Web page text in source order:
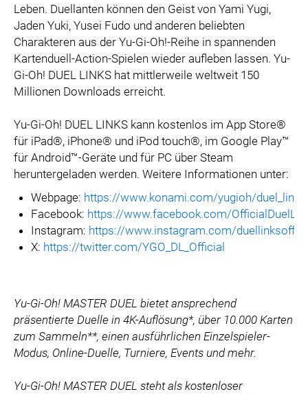
Leben. Duellanten können den Geist von Yami Yugi,
Jaden Yuki, Yusei Fudo und anderen beliebten
Charakteren aus der Yu-Gi-Oh!-Reihe in spannenden
Kartenduell-Action-Spielen wieder aufleben lassen. Yu-
Gi-Oh! DUEL LINKS hat mittlerweile weltweit 150
Millionen Downloads erreicht.
Yu-Gi-Oh! DUEL LINKS kann kostenlos im App Store®
für iPad®, iPhone® und iPod touch®, im Google Play™
für Android™-Geräte und für PC über Steam
heruntergeladen werden. Weitere Informationen unter:
Webpage: https://www.konami.com/yugioh/
Facebook: https://www.facebook.com/
Instagram: https://www.instagram.com/
X: https://twitter.com/YGO_DL_Official
Yu-Gi-Oh! MASTER DUEL bietet ansprechend
präsentierte Duelle in 4K-Auflösung*, über 10.000 Karten
zum Sammeln**, einen ausführlichen Einzelspieler-
Modus, Online-Duelle, Turniere, Events und mehr.
Yu-Gi-Oh! MASTER DUEL steht als kostenloser